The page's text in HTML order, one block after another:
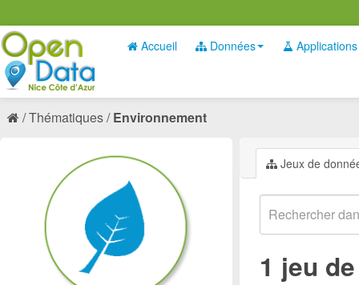
Accueil Données Applications
Thématiques Environnement
Jeux de
1 jeu